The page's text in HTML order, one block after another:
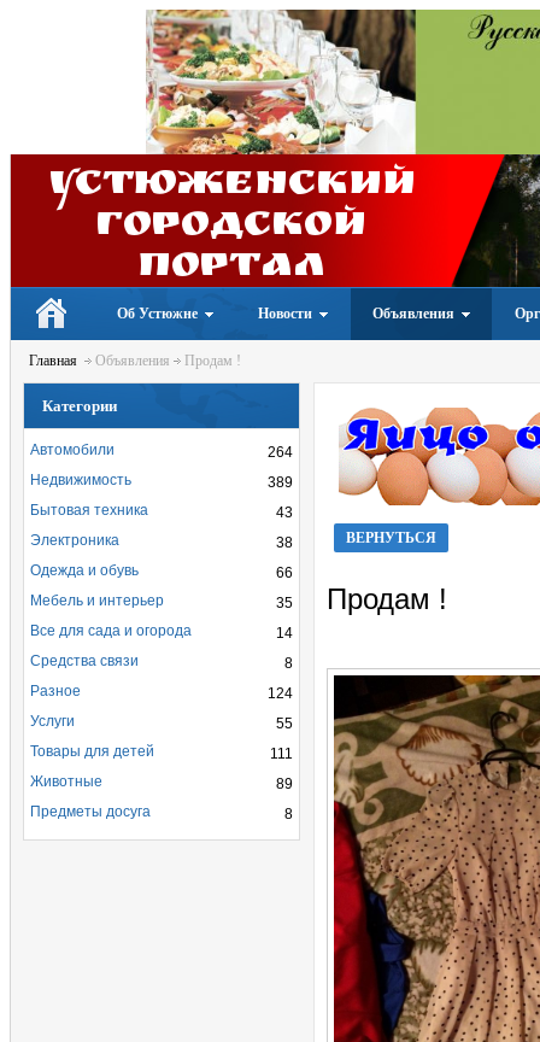
Устюженский
Городской
портал
Об Устюжне Новости Объявления
Главная Объявления Продам !
ВЕРНУТЬСЯ
Продам !
Категории
264
Автомобили
389
Недвижимость
43
Бытовая техника
38
Электроника
66
Одежда и обувь
35
Мебель и интерьер
14
Все для сада и огорода
8
Средства связи
124
Разное
55
Услуги
111
Товары для детей
89
Животные
8
Предметы досуга